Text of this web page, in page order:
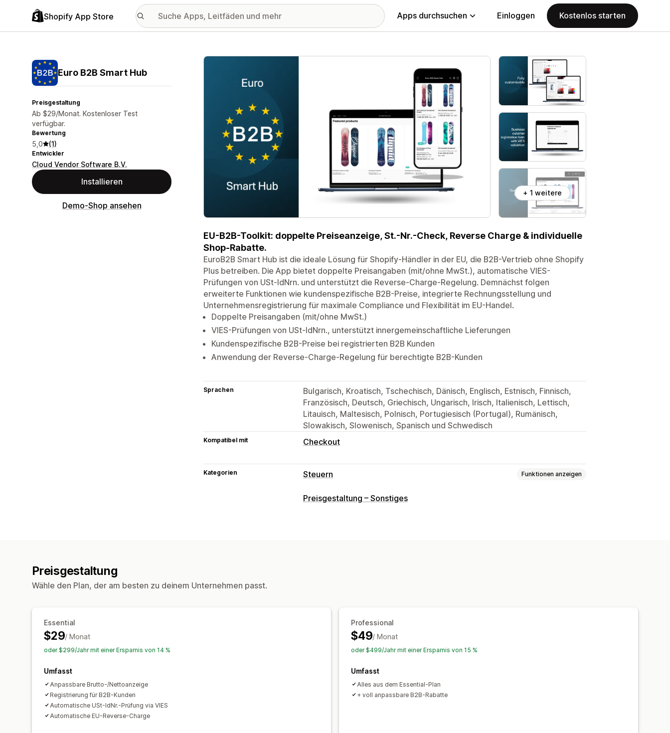
Shopify App Store Apps durchsuchen Einloggen Kostenlos starten
Euro B2B Smart Hub
Preisgestaltung
Ab $29/Monat. Kostenloser Test
verfügbar.
Bewertung
5,0 (1)
Entwickler
Cloud Vendor Software B.V.
Installieren
Demo-Shop ansehen
Vorgestellte Bildergalerie
+ 1 weitere
EU-B2B-Toolkit: doppelte Preiseanzeige, St.-Nr.-Check, Reverse Charge & individuelle
Shop-Rabatte.
EuroB2B Smart Hub ist die ideale Lösung für Shopify-Händler in der EU, die B2B-Vertrieb ohne Shopify
Plus betreiben. Die App bietet doppelte Preisangaben (mit/ohne MwSt.), automatische VIES-
Prüfungen von USt-IdNrn. und unterstützt die Reverse-Charge-Regelung. Demnächst folgen
erweiterte Funktionen wie kundenspezifische B2B-Preise, integrierte Rechnungsstellung und
Unternehmensregistrierung für maximale Compliance und Flexibilität im EU-Handel.
Doppelte Preisangaben (mit/ohne MwSt.)
VIES-Prüfungen von USt-IdNrn., unterstützt innergemeinschaftliche Lieferungen
Kundenspezifische B2B-Preise bei registrierten B2B Kunden
Anwendung der Reverse-Charge-Regelung für berechtigte B2B-Kunden
Sprachen
Bulgarisch, Kroatisch, Tschechisch, Dänisch, Englisch, Estnisch, Finnisch,
Französisch, Deutsch, Griechisch, Ungarisch, Irisch, Italienisch, Lettisch,
Litauisch, Maltesisch, Polnisch, Portugiesisch (Portugal), Rumänisch,
Slowakisch, Slowenisch, Spanisch und Schwedisch
Kompatibel mit Checkout
Kategorien Steuern Funktionen anzeigen
Haftungsverfolgung
Preisgestaltung – Sonstiges
Preisgestaltung
Wähle den Plan, der am besten zu deinem Unternehmen passt.
Essential
$29/ Monat
oder $299/Jahr mit einer Ersparnis von 14 %
Umfasst
Anpassbare Brutto-/Nettoanzeige
Registrierung für B2B-Kunden
Automatische USt-IdNr.-Prüfung via VIES
Automatische EU-Reverse-Charge
Professional
$49/ Monat
oder $499/Jahr mit einer Ersparnis von 15 %
Umfasst
Alles aus dem Essential-Plan
+ voll anpassbare B2B-Rabatte